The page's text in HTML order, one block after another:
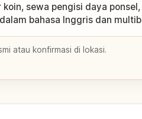
koin, sewa pengisi daya
bahasa Inggris dan
atau konfirmasi di lokasi.